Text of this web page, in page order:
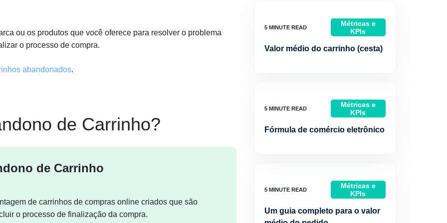
ou os produtos que você oferece para resolver o problema
o processo de compra.
abandonados.
de Carrinho?
de Carrinho
de carrinhos de compras online criados que são
o processo de finalização da compra.
Métricas e
KPIs
Valor médio do carrinho (cesta)
Métricas e
KPIs
Fórmula de comércio eletrônico
Métricas e
KPIs
Um guia completo para o valor